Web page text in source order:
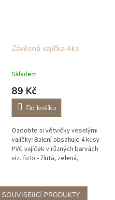
Závěsná vajíčka 4ks
Skladem
89 Kč
Do košíku
Ozdobte si větvičky veselými
vajíčky! Balení obsahuje 4 kusy
PVC vajíček v různých barvách
viz. foto - žlutá, zelená,
PRODUKTY